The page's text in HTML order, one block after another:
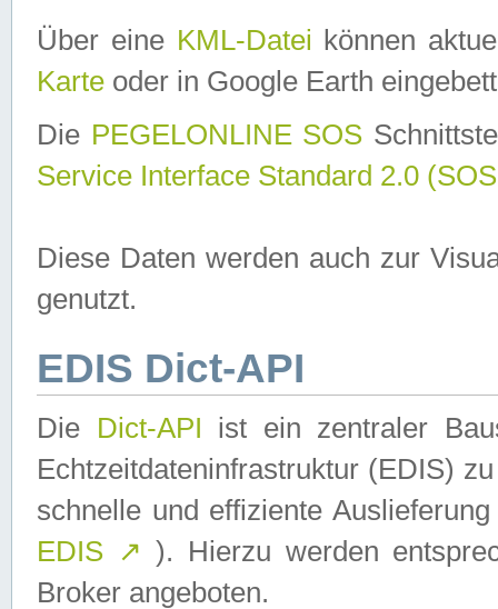
Über eine KML-Datei können
Karte oder in Google Earth
Die PEGELONLINE SOS
Service Interface Standard 2.0
Diese Daten werden auch zur
genutzt.
EDIS Dict-API
Die Dict-API ist ein zentraler
Echtzeitdateninfrastruktur (EDIS)
schnelle und effiziente
EDIS ↗ ). Hierzu werden
Broker angeboten.